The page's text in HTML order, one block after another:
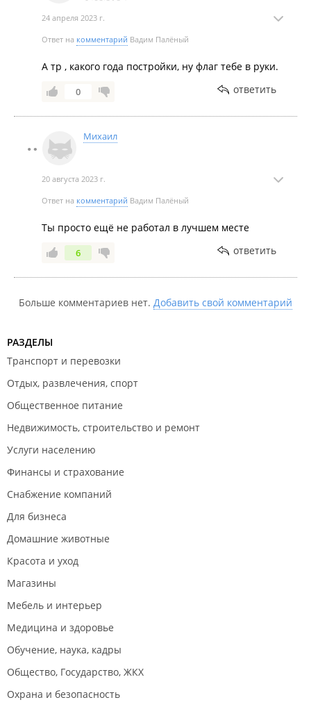
24 апреля 2023 г.
Ответ на комментарий Вадим Палёный
А тр , какого года постройки, ну флаг тебе в руки.
0 ответить
Михаил
20 августа 2023 г.
Ответ на комментарий Вадим Палёный
Ты просто ещё не работал в лучшем месте
6 ответить
Больше комментариев нет. Добавить свой комментарий
РАЗДЕЛЫ
Транспорт и перевозки
Отдых, развлечения, спорт
Общественное питание
Недвижимость, строительство и ремонт
Услуги населению
Финансы и страхование
Снабжение компаний
Для бизнеса
Домашние животные
Красота и уход
Магазины
Мебель и интерьер
Медицина и здоровье
Обучение, наука, кадры
Общество, Государство, ЖКХ
Охрана и безопасность